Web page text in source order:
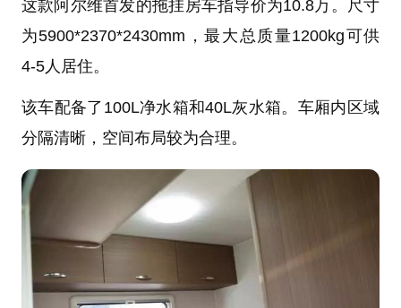
这款阿尔维首发的拖挂房车指导价为10.8万。尺寸
为5900*2370*2430mm，最大总质量1200kg可供
4-5人居住。
该车配备了100L净水箱和40L灰水箱。车厢内区域
分隔清晰，空间布局较为合理。